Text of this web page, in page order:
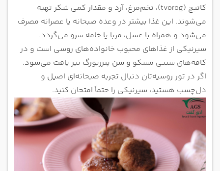
کاتیج (tvorog)، تخم‌مرغ، آرد و مقدار کمی شکر تهیه
می‌شوند. این غذا بیشتر در وعده صبحانه یا عصرانه مصرف
می‌شود و همراه با عسل، مربا یا خامه سرو می‌گردد.
سیرنیکی از غذاهای محبوب خانواده‌های روسی است و در
کافه‌های سنتی مسکو و سن پترزبورگ نیز یافت می‌شود.
اگر در تور روسیه‌تان دنبال تجربه صبحانه‌ای اصیل و
دل‌چسب هستید، سیرنیکی را حتماً امتحان کنید.